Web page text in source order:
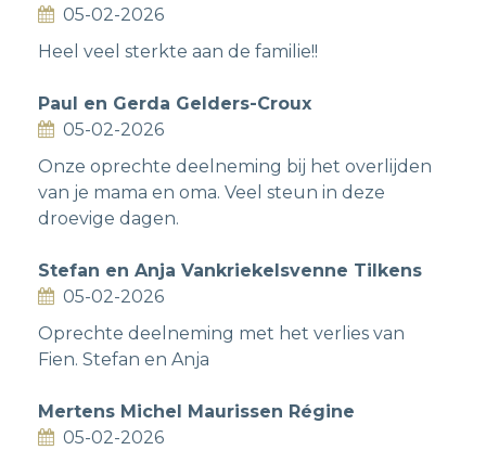
05-02-2026
Heel veel sterkte aan de familie!!
Paul en Gerda Gelders-Croux
05-02-2026
Onze oprechte deelneming bij het overlijden
van je mama en oma. Veel steun in deze
droevige dagen.
Stefan en Anja Vankriekelsvenne Tilkens
05-02-2026
Oprechte deelneming met het verlies van
Fien. Stefan en Anja
Mertens Michel Maurissen Régine
05-02-2026